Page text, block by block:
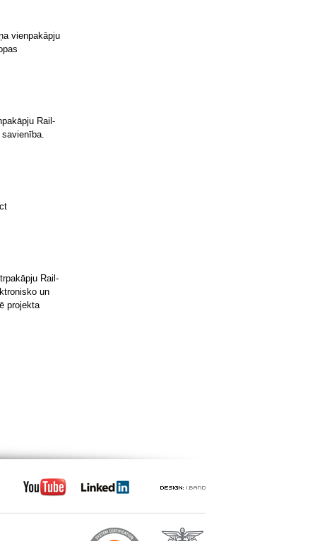
vienpakāpju
Rail-
Rail-
un
projekta